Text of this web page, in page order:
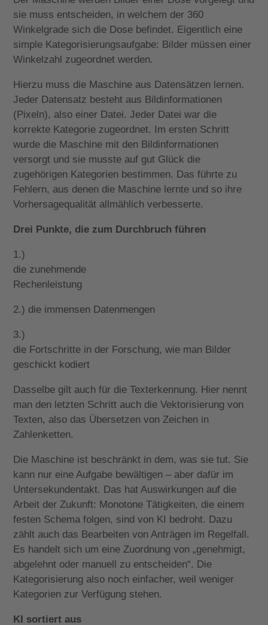
sie muss entscheiden, in welchem der 360
Winkelgrade sich die Dose befindet. Eigentlich eine
simple Kategorisierungsaufgabe: Bilder müssen einer
Winkelzahl zugeordnet werden.
Hierzu muss die Maschine aus Datensätzen lernen.
Jeder Datensatz besteht aus Bildinformationen
(Pixeln), also einer Datei. Jeder Datei war die
korrekte Kategorie zugeordnet. Im ersten Schritt
wurde die Maschine mit den Bildinformationen
versorgt und sie musste auf gut Glück die
zugehörigen Kategorien bestimmen. Das führte zu
Fehlern, aus denen die Maschine lernte und so ihre
Vorhersagequalität allmählich verbesserte.
Drei Punkte, die zum Durchbruch führen
1.)
die zunehmende
Rechenleistung
2.) die immensen Datenmengen
3.)
die Fortschritte in der Forschung, wie man Bilder
geschickt kodiert
Dasselbe gilt auch für die Texterkennung. Hier nennt
man den letzten Schritt auch die Vektorisierung von
Texten, also das Übersetzen von Zeichen in
Zahlenketten.
Die Maschine ist beschränkt in dem, was sie tut. Sie
kann nur eine Aufgabe bewältigen – aber dafür im
Untersekundentakt. Das hat Auswirkungen auf die
Arbeit der Zukunft: Monotone Tätigkeiten, die einem
festen Schema folgen, sind von KI bedroht. Dazu
zählt auch das Bearbeiten von Anträgen im Regelfall.
Es handelt sich um eine Zuordnung von „genehmigt,
abgelehnt oder manuell zu entscheiden“. Die
Kategorisierung also noch einfacher, weil weniger
Kategorien zur Verfügung stehen.
KI sortiert aus